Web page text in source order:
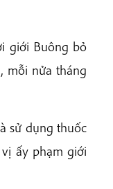
giới Buông bỏ
mỗi nửa tháng
sử dụng thuốc
ấy phạm giới